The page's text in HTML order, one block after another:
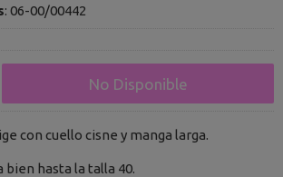
: 06-00/00442
No Disponible
con cuello cisne y manga larga.
bien hasta la talla 40.